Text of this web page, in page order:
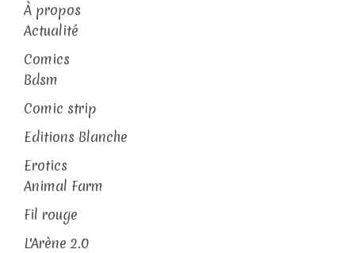
À propos
Actualité
Comics
Bdsm
Comic strip
Editions Blanche
Erotics
Animal Farm
Fil rouge
L'Arène 2.0